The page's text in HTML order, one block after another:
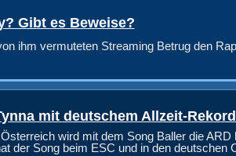
Gibt es Beweise?
ihm vermuteten Streaming Betrug den
mit deutschem Allzeit-
wird mit dem Song Baller die ARD
der Song beim ESC und in den deutschen